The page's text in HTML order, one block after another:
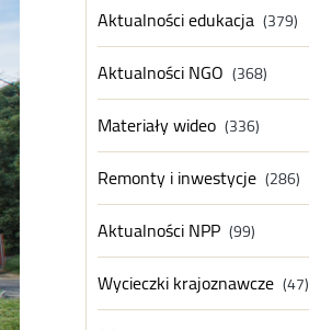
Aktualności edukacja (379)
Aktualności NGO (368)
Materiały wideo (336)
Remonty i inwestycje (286)
Aktualności NPP (99)
Wycieczki krajoznawcze (47)